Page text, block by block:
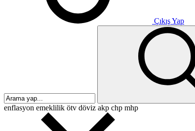
Çıkış Yap
enflasyon emeklilik ötv döviz akp chp mhp